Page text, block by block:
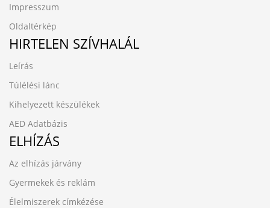
Impresszum
Oldaltérkép
HIRTELEN SZÍVHALÁL
Leírás
Túlélési lánc
Kihelyezett készülékek
AED Adatbázis
ELHÍZÁS
Az elhízás járvány
Gyermekek és reklám
Élelmiszerek címkézése